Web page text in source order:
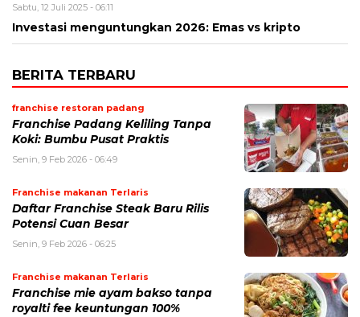
Sabtu, 12 Juli 2025 - 06:11
Investasi menguntungkan 2026: Emas vs kripto
BERITA TERBARU
franchise restoran padang
Franchise Padang Keliling Tanpa
Koki: Bumbu Pusat Praktis
Senin, 9 Feb 2026 - 06:49
Franchise makanan Terlaris
Daftar Franchise Steak Baru Rilis
Potensi Cuan Besar
Senin, 9 Feb 2026 - 06:25
Franchise makanan Terlaris
Franchise mie ayam bakso tanpa
royalti fee keuntungan 100%